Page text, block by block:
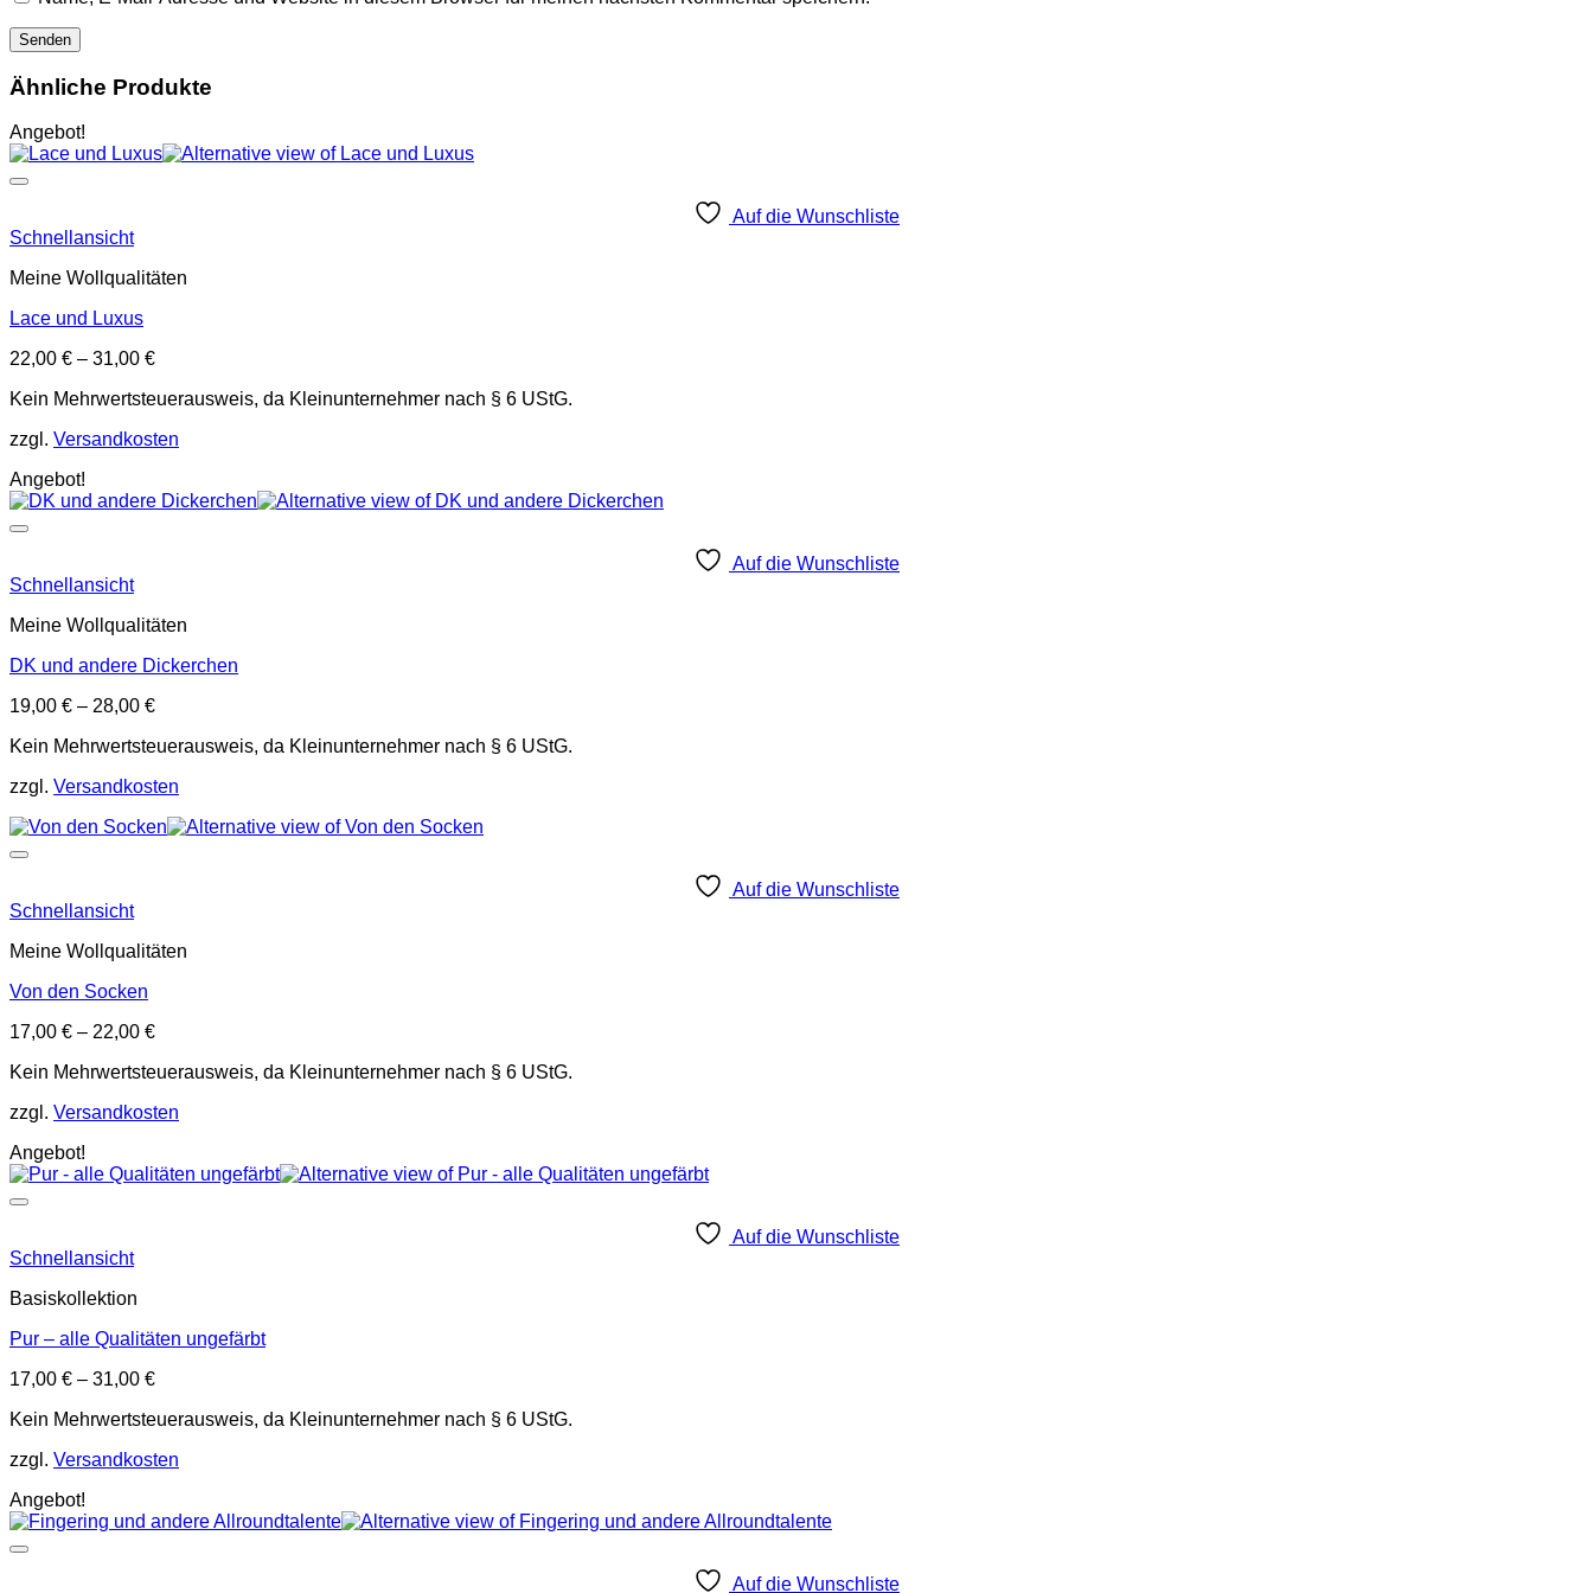
Ähnliche Produkte
Angebot!
Auf die Wunschliste
Schnellansicht
Meine Wollqualitäten
Lace und Luxus
22,00 € – 31,00 €
Kein Mehrwertsteuerausweis, da Kleinunternehmer nach § 6 UStG.
zzgl. Versandkosten
Angebot!
Auf die Wunschliste
Schnellansicht
Meine Wollqualitäten
DK und andere Dickerchen
19,00 € – 28,00 €
Kein Mehrwertsteuerausweis, da Kleinunternehmer nach § 6 UStG.
zzgl. Versandkosten
Auf die Wunschliste
Schnellansicht
Meine Wollqualitäten
Von den Socken
17,00 € – 22,00 €
Kein Mehrwertsteuerausweis, da Kleinunternehmer nach § 6 UStG.
zzgl. Versandkosten
Angebot!
Auf die Wunschliste
Schnellansicht
Basiskollektion
Pur – alle Qualitäten ungefärbt
17,00 € – 31,00 €
Kein Mehrwertsteuerausweis, da Kleinunternehmer nach § 6 UStG.
zzgl. Versandkosten
Angebot!
Auf die Wunschliste